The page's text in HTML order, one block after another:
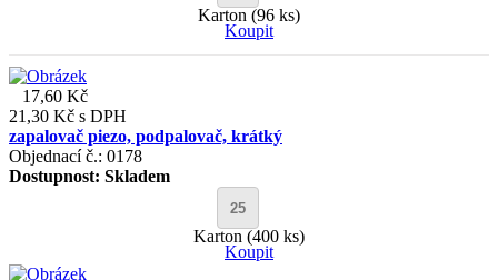
Karton (96 ks)
Koupit
17,60 Kč
21,30 Kč s DPH
zapalovač piezo, podpalovač, krátký
Objednací č.: 0178
Dostupnost: Skladem
Karton (400 ks)
Koupit